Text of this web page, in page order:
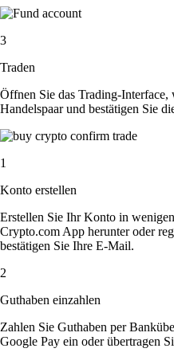
3
Traden
Öffnen Sie das Trading-
Handelspaar und bestätigen Sie
1
Konto erstellen
Erstellen Sie Ihr Konto in
Crypto.com App herunter oder
bestätigen Sie Ihre E-Mail.
2
Guthaben einzahlen
Zahlen Sie Guthaben per
Google Pay ein oder übertragen